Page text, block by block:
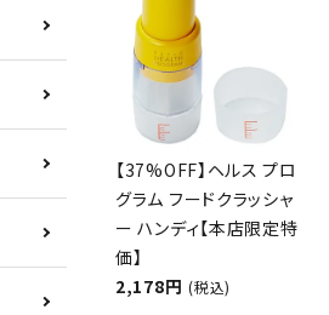
【37%OFF】ヘルス プロ
グラム フードクラッシャ
ー ハンディ【本店限定特
価】
2,178円 (税込)